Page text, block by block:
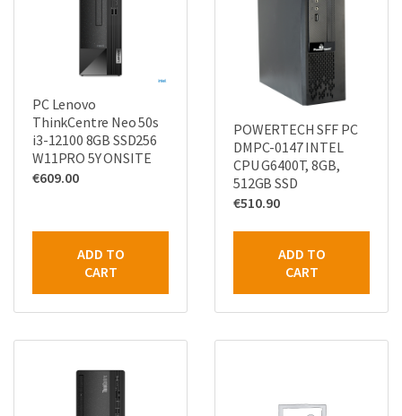
PC Lenovo
ThinkCentre Neo 50s
i3-12100 8GB SSD256
W11PRO 5Y ONSITE
€609.00
ADD TO
CART
POWERTECH SFF PC
DMPC-0147 INTEL
CPU G6400T, 8GB,
512GB SSD
€510.90
ADD TO
CART